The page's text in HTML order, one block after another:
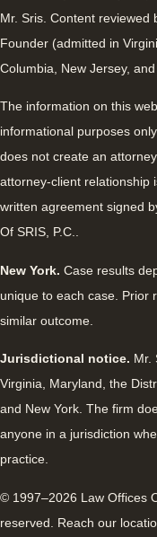
Mr. Sris. Content reviewed
Founder (admitted in
Columbia, New Jersey, and
The information on this
informational purposes
does not create an
attorney-client relationship
written agreement signed
Of SRIS, P.C..
New York. Case results
unique to each case. Prior
similar outcome.
Jurisdictional notice. Mr.
Virginia, Maryland, the
and New York. The firm
anyone in a jurisdiction
practice.
© 1997–2026 Law Offices
reserved. Reach our